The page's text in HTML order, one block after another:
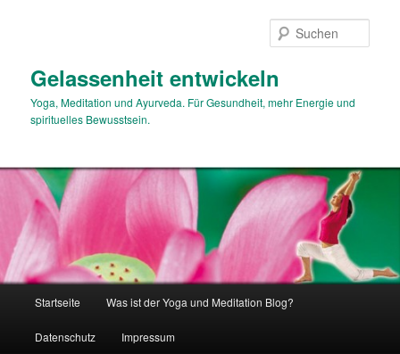
Gelassenheit entwickeln
Yoga, Meditation und Ayurveda. Für Gesundheit, mehr Energie und
spirituelles Bewusstsein.
Startseite Was ist der Yoga und Meditation Blog?
Datenschutz Impressum